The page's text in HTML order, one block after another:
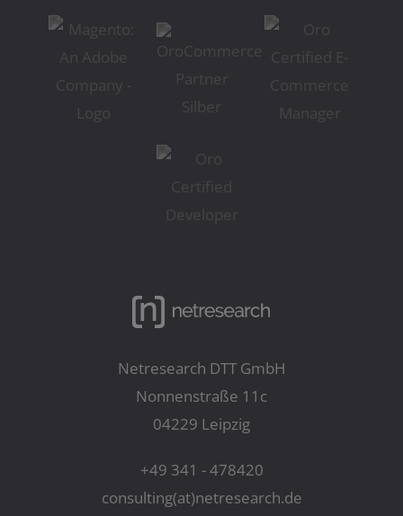
Netresearch DTT GmbH
Nonnenstraße 11c
04229 Leipzig
+49 341 - 478420
consulting(at)netresearch.de